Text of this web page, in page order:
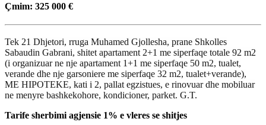
Çmim: 325 000 €
Tek 21 Dhjetori, rruga Muhamed Gjollesha, prane Shkolles
Sabaudin Gabrani, shitet apartament 2+1 me siperfaqe totale 92 m2
(i organizuar ne nje apartament 1+1 me siperfaqe 50 m2, tualet,
verande dhe nje garsoniere me siperfaqe 32 m2, tualet+verande),
ME HIPOTEKE, kati i 2, pallat egzistues, e rinovuar dhe mobiluar
ne menyre bashkekohore, kondicioner, parket. G.T.
Tarife sherbimi agjensie 1% e vleres se shitjes